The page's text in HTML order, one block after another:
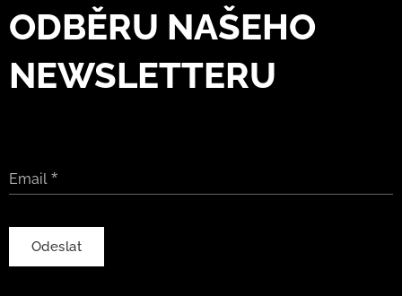
ODBĚRU NAŠEHO
NEWSLETTERU
Email
Odeslat